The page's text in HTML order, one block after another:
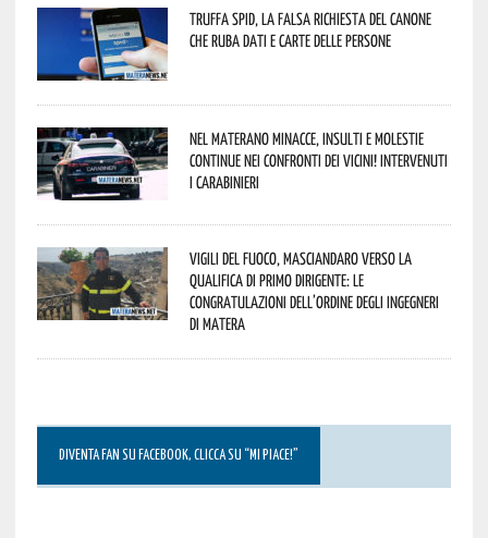
Truffa Spid, la falsa richiesta del canone
che ruba dati e carte delle persone
Nel materano minacce, insulti e molestie
continue nei confronti dei vicini! Intervenuti
i Carabinieri
Vigili del Fuoco, Masciandaro verso la
qualifica di Primo Dirigente: le
congratulazioni dell’Ordine degli Ingegneri
di Matera
DIVENTA FAN SU FACEBOOK, CLICCA SU “MI PIACE!”